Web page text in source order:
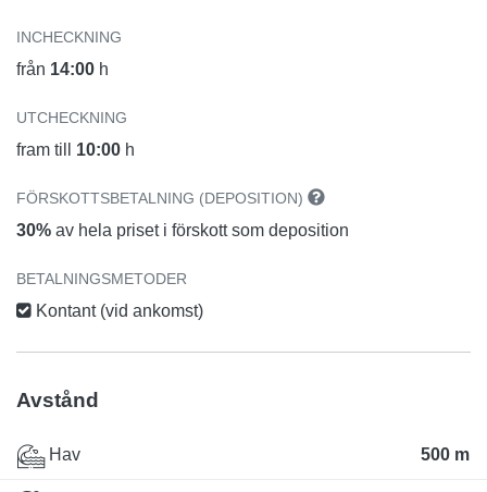
INCHECKNING
från 14:00 h
UTCHECKNING
fram till 10:00 h
FÖRSKOTTSBETALNING (DEPOSITION)
30% av hela priset i förskott som deposition
BETALNINGSMETODER
Kontant (vid ankomst)
Avstånd
Hav 500 m